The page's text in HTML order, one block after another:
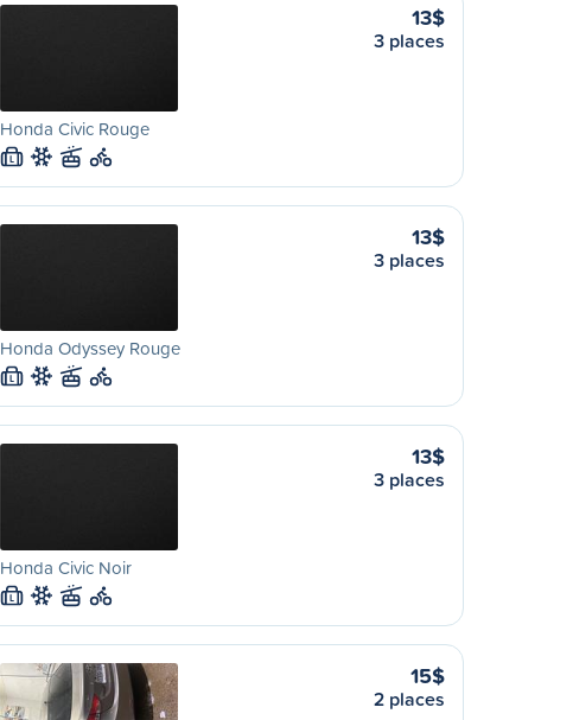
Honda Civic Rouge
L
13$
3 places
Honda Odyssey Rouge
L
13$
3 places
Honda Civic Noir
L
13$
3 places
15$
2 places